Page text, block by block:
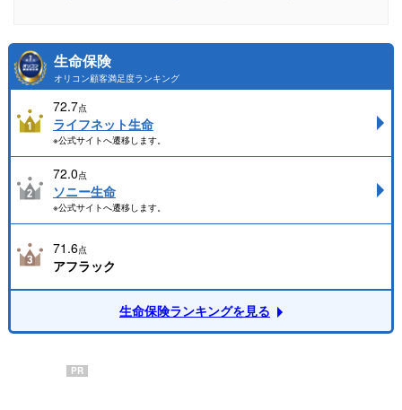
生命保険
オリコン顧客満足度ランキング
72.7点
ライフネット生命
※公式サイトへ遷移します。
72.0点
ソニー生命
※公式サイトへ遷移します。
71.6点
アフラック
生命保険ランキングを見る
PR